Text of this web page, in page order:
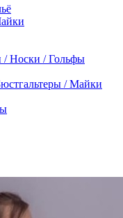
/ Носки / Гольфы
/ Майки